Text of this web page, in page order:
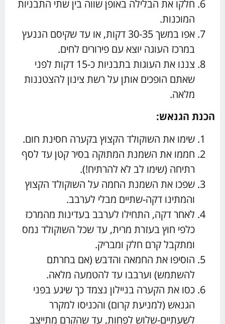
חלקו את הבלילה באופן שווה בין שתי התבניות
המוכנות.
אפו במשך 30-35 דקות, או עד שקיסם הננעץ
במרכז העוגה יוצא עם פירורים לחים.
צננו את העוגות בתבניות כ-15 דקות לפני
שאתם הופכים אותן על רשת צינון להצטננות
מלאה.
הכנת הגנאש:
שימו את השוקולד הקצוץ בקערה חסינת חום.
חממו את השמנת המתוקה בסיר קטן עד לסף
רתיחה (שימו לב לא להרתיח!).
שפכו את השמנת החמה על השוקולד הקצוץ
והמתינו דקה-שתיים מבלי לערבב.
לאחר דקה, התחילו לערבב בעדינות מהמרכז
כלפי חוץ בעזרת מרית, עד שכל השוקולד נמס
ומתקבל קרם חלק ומבריק.
הוסיפו את החמאה והדבש (אם בחרתם
להשתמש) וערבבו עד להטמעה מלאה.
כסו את הקערה בניילון נצמד כך שיגע בפני
הגנאש (למניעת קרום) והכניסו למקרר
לשעתיים-שלוש לפחות, עד שהקרם מתייצב